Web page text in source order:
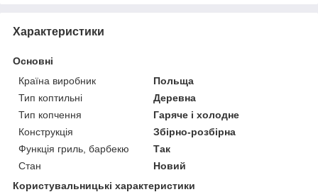
Характеристики
Основні
Країна виробник
Польща
Тип коптильні
Деревна
Тип копчення
Гаряче і холодне
Конструкція
Збірно-розбірна
Функція гриль, барбекю
Так
Стан
Новий
Користувальницькі характеристики